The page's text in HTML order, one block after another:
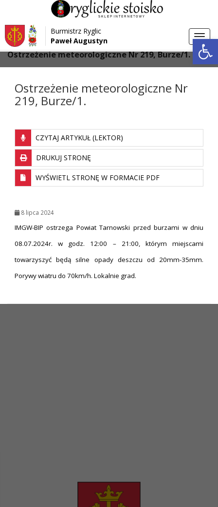
Przejdź do menu
Przejdź do głównej treści strony
Przejdź do stopki strony
Burmistrz Ryglic
Paweł Augustyn
Strona główna > Aktualności
Ostrzeżenie meteorologiczne Nr 219, Burze/1.
Ostrzeżenie meteorologiczne Nr
219, Burze/1.
CZYTAJ ARTYKUŁ (LEKTOR)
DRUKUJ STRONĘ
WYŚWIETL STRONĘ W FORMACIE PDF
8 lipca 2024
IMGW-BIP ostrzega Powiat Tarnowski przed burzami w dniu
08.07.2024r. w godz. 12:00 – 21:00, którym miejscami
towarzyszyć będą silne opady deszczu od 20mm-35mm.
Porywy wiatru do 70km/h. Lokalnie grad.